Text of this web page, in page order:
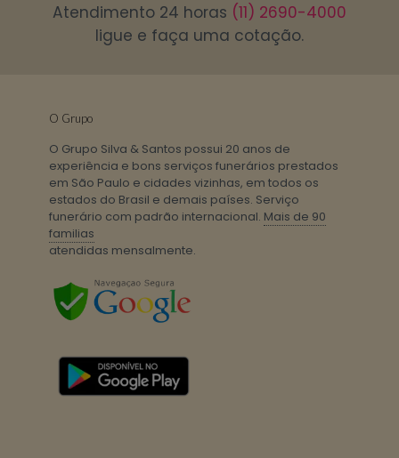
Atendimento 24 horas (11) 2690-4000
ligue e faça uma cotação.
O Grupo
O Grupo Silva & Santos possui 20 anos de
experiência e bons serviços funerários prestados
em São Paulo e cidades vizinhas, em todos os
estados do Brasil e demais países. Serviço
funerário com padrão internacional. Mais de 90
familias
atendidas mensalmente.